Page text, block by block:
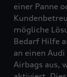
einer Panne
mögliche
Bedarf Hilfe
an einen
Airbags aus,